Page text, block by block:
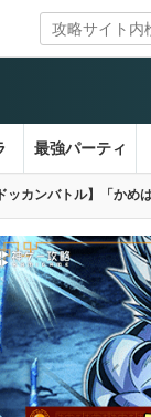
最強パーティ
ッカンバトル】「かめ